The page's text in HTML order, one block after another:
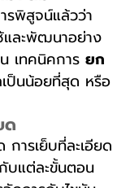
รพิสูจน์แล้วว่า
และพัฒนาอย่าง
เทคนิคการ ยก
ป็นน้อยที่สุด หรือ
ด
การเย็บที่ละเอียด
บแต่ละขั้นตอน